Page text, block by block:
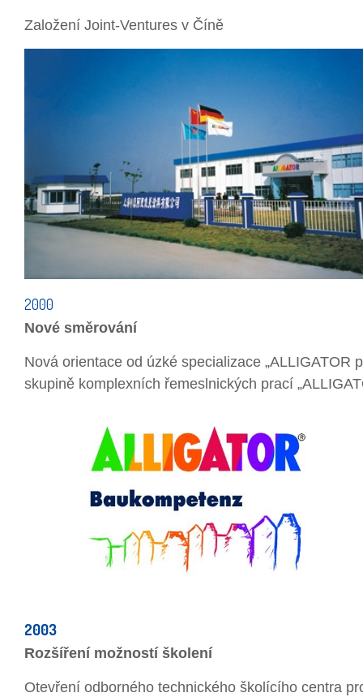
Založení Joint-Ventures v Číně
2000
Nové směrování
Nová orientace od úzké specializace „ALLIGATOR
skupině komplexních řemeslnických prací
2003
Rozšíření možností školení
Otevření odborného technického školícího centra